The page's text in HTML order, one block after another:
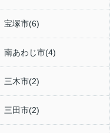
宝塚市(6)
南あわじ市(4)
三木市(2)
三田市(2)